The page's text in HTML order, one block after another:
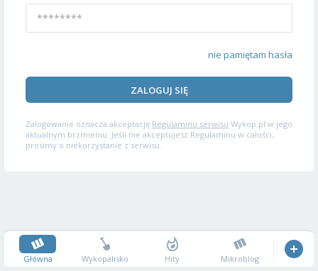
nie pamiętam hasła
ZALOGUJ SIĘ
Zalogowanie oznacza akceptację Regulaminu serwisu Wykop.pl w jego
aktualnym brzmieniu. Jeśli nie akceptujesz Regulaminu w całości,
prosimy o niekorzystanie z serwisu.
Główna Wykopalisko Hity Mikroblog